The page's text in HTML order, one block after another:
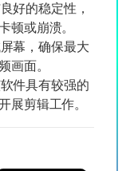
好的稳定性，
顿或崩溃。
幕，确保最大
画面。
件具有较强的
展剪辑工作。